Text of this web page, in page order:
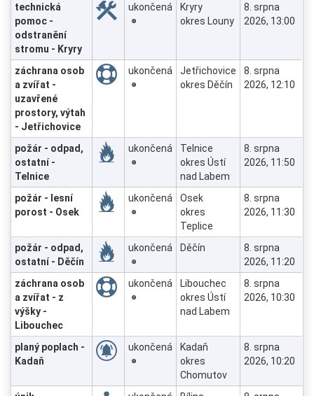
technická
pomoc -
odstranění
stromu - Kryry
ukončená
Kryry
okres Louny
8. srpna
2026, 13:00
záchrana osob
a zvířat -
uzavřené
prostory, výtah
- Jetřichovice
ukončená
Jetřichovice
okres Děčín
8. srpna
2026, 12:10
požár - odpad,
ostatní -
Telnice
ukončená
Telnice
okres Ústí
nad Labem
8. srpna
2026, 11:50
požár - lesní
porost - Osek
ukončená
Osek
okres
Teplice
8. srpna
2026, 11:30
požár - odpad,
ostatní - Děčín
ukončená Děčín
8. srpna
2026, 11:20
záchrana osob
a zvířat - z
výšky -
Libouchec
ukončená
Libouchec
okres Ústí
nad Labem
8. srpna
2026, 10:30
planý poplach -
Kadaň
ukončená
Kadaň
okres
Chomutov
8. srpna
2026, 10:20